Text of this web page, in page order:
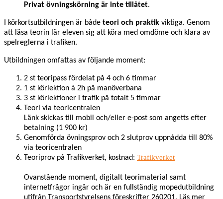
Privat övningskörning är inte tillåtet.
I körkortsutbildningen är både teori och praktik viktiga. Genom
att läsa teorin lär eleven sig att köra med omdöme och klara av
spelreglerna i trafiken.
Utbildningen omfattas av följande moment:
2 st teoripass fördelat på 4 och 6 timmar
1 st körlektion á 2h på manöverbana
3 st körlektioner i trafik på totalt 5 timmar
Teori via teoricentralen
Länk skickas till mobil och/eller e-post som angetts efter
betalning (1 900 kr)
Genomförda övningsprov och 2 slutprov uppnådda till 80%
via teoricentralen
Teoriprov på Trafikverket, kostnad: Trafikverket
Ovanstående moment, digitalt teorimaterial samt
internetfrågor ingår och är en fullständig mopedutbildning
utifrån Transportstyrelsens föreskrifter 260201. Läs mer